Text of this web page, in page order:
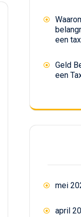
een
Geld
een
mei
april